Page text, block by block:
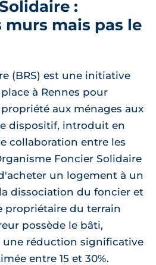
:
murs mais pas le
(BRS) est une initiative
à Rennes pour
aux ménages aux
dispositif, introduit en
collaboration entre les
Foncier Solidaire
un logement à un
dissociation du foncier et
propriétaire du terrain
possède le bâti,
réduction significative
entre 15 et 30%.